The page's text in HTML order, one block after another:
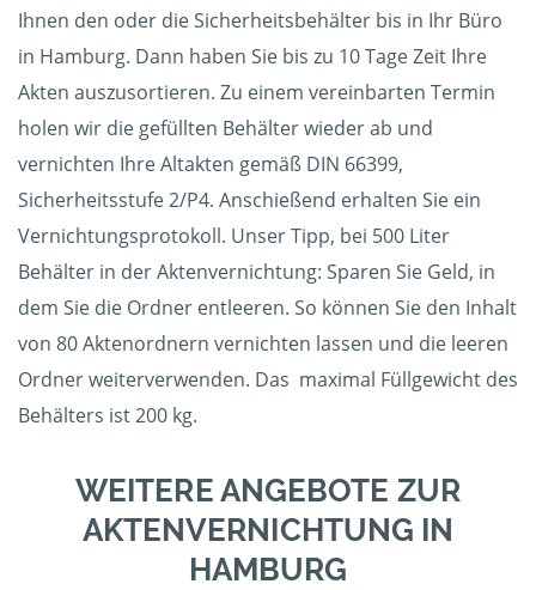
Ihnen den oder die Sicherheitsbehälter bis in Ihr Büro
in Hamburg. Dann haben Sie bis zu 10 Tage Zeit Ihre
Akten auszusortieren. Zu einem vereinbarten Termin
holen wir die gefüllten Behälter wieder ab und
vernichten Ihre Altakten gemäß DIN 66399,
Sicherheitsstufe 2/P4. Anschießend erhalten Sie ein
Vernichtungsprotokoll. Unser Tipp, bei 500 Liter
Behälter in der Aktenvernichtung: Sparen Sie Geld, in
dem Sie die Ordner entleeren. So können Sie den Inhalt
von 80 Aktenordnern vernichten lassen und die leeren
Ordner weiterverwenden. Das maximal Füllgewicht des
Behälters ist 200 kg.
WEITERE ANGEBOTE ZUR
AKTENVERNICHTUNG IN
HAMBURG